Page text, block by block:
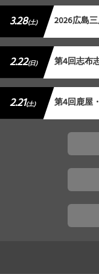
3.28(土) 2026広島
2.22(日) 第4回志布
2.21(土) 第4回鹿屋